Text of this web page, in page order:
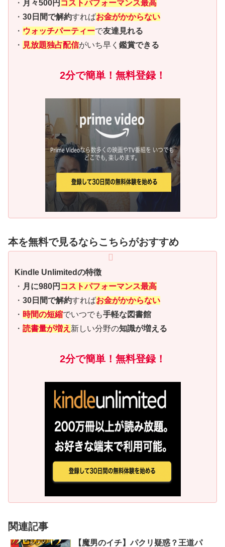
・ 月々500円 コストパフォーマンス最高
・ 30日間で解約すればお金がかからない
・ ウォッチパーティーで友達見れる
・ 見放題独占配信がいち早く 鑑賞できる
2分で簡単！無料登録！
本を無料で見るならこちらがおすすめ
Kindle Unlimitedの特徴
・ 月に980円 コストパフォーマンス最高
・ 30日間で解約すればお金がかからない
・ 時間の短縮でいつでも手軽な図書館
・ 読書量が増え 新しい分野の知識が増える
2分で簡単！無料登録！
関連記事
【魔男のイチ】パクリ疑惑？王道パ